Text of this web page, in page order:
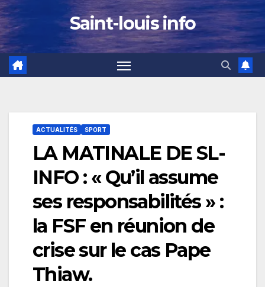
Saint-louis info
ACTUALITÉS SPORT
LA MATINALE DE SL-
INFO : « Qu’il assume
ses responsabilités » :
la FSF en réunion de
crise sur le cas Pape
Thiaw.